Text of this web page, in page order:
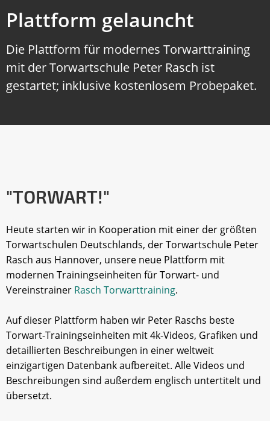
Plattform gelauncht
Die Plattform für modernes Torwarttraining
mit der Torwartschule Peter Rasch ist
gestartet; inklusive kostenlosem Probepaket.
"TORWART!"
Heute starten wir in Kooperation mit einer der größten
Torwartschulen Deutschlands, der Torwartschule Peter
Rasch aus Hannover, unsere neue Plattform mit
modernen Trainingseinheiten für Torwart- und
Vereinstrainer Rasch Torwarttraining.
Auf dieser Plattform haben wir Peter Raschs beste
Torwart-Trainingseinheiten mit 4k-Videos, Grafiken und
detaillierten Beschreibungen in einer weltweit
einzigartigen Datenbank aufbereitet. Alle Videos und
Beschreibungen sind außerdem englisch untertitelt und
übersetzt.